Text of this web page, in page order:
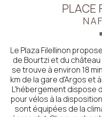
PLACE
Le Plaza Filellinon
de Bourtzi et du
se trouve à environ 18
km de la gare d'Argos et
L'hébergement dispose
pour vélos à la
sont équipées de la